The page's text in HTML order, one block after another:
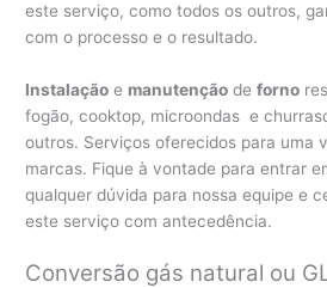
este serviço, como todos os outros,
com o processo e o resultado.
Instalação e manutenção deforno
fogão, cooktop, microondas e
outros. Serviços oferecidos para uma
marcas. Fique à vontade para entrar
qualquer dúvida para nossa equipe e
este serviço com antecedência.
Conversão gás natural ou